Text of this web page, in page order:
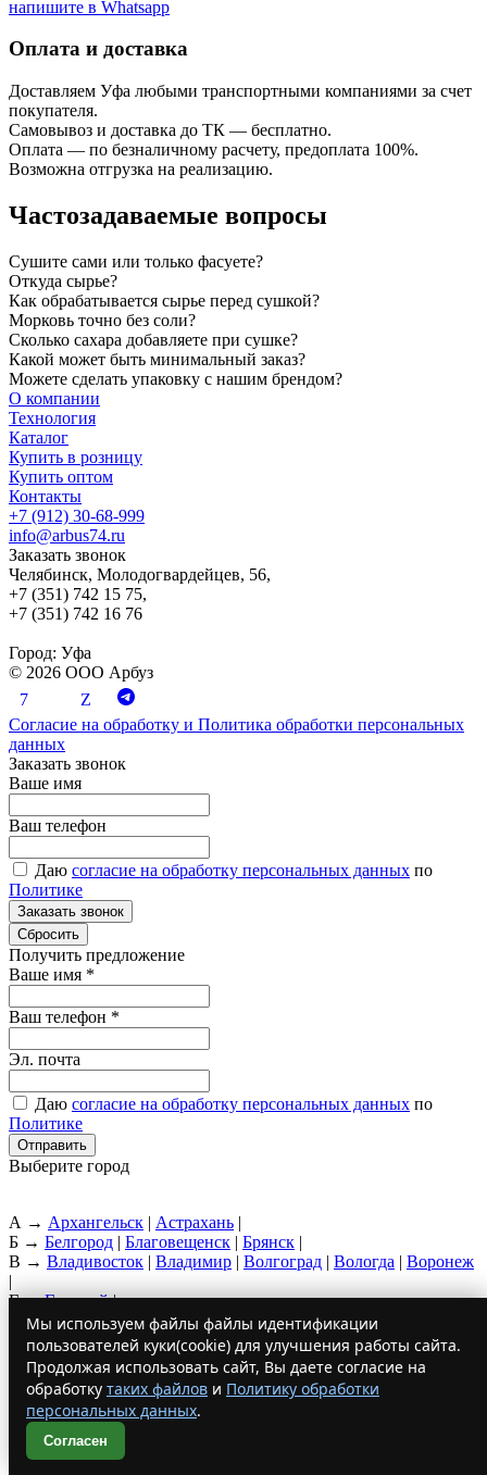
напишите в Whatsapp
Оплата и доставка
Доставляем Уфа любыми транспортными компаниями за счет
покупателя.
Самовывоз и доставка до ТК — бесплатно.
Оплата — по безналичному расчету, предоплата 100%.
Возможна отгрузка на реализацию.
Частозадаваемые вопросы
Сушите сами или только фасуете?
Откуда сырье?
Как обрабатывается сырье перед сушкой?
Морковь точно без соли?
Сколько сахара добавляете при сушке?
Какой может быть минимальный заказ?
Можете сделать упаковку с нашим брендом?
О компании
Технология
Каталог
Купить в розницу
Купить оптом
Контакты
+7 (912) 30-68-999
info@arbus74.ru
Заказать звонок
Челябинск, Молодогвардейцев, 56,
+7 (351) 742 15 75,
+7 (351) 742 16 76
Город: Уфа
© 2026 ООО Арбуз
Согласие на обработку и Политика обработки персональных
данных
Заказать звонок
Ваше имя
Ваш телефон
Даю согласие на обработку персональных данных по
Политике
Получить предложение
Ваше имя *
Ваш телефон *
Эл. почта
Даю согласие на обработку персональных данных по
Политике
Выберите город
А → Архангельск | Астрахань |
Б → Белгород | Благовещенск | Брянск |
В → Владивосток | Владимир | Волгоград | Вологда | Воронеж
|
Г →Грозный|
Е →Екатеринбург |
И →Иваново|Ижевск|Иркутск|
К →
Калининград Калуга | Кострома
Краснодар|Красноярск|Курган| Курск|
Л →Липецк |
М →Магадан|Москва|Мурманск
Н →Нижний Новгород
О →Омск|Орел
Мы используем файлы файлы идентификации
пользователей куки(cookie) для улучшения работы сайта.
Продолжая использовать сайт, Вы даете согласие на
обработку таких файлов и Политику обработки
персональных данных.
Согласен